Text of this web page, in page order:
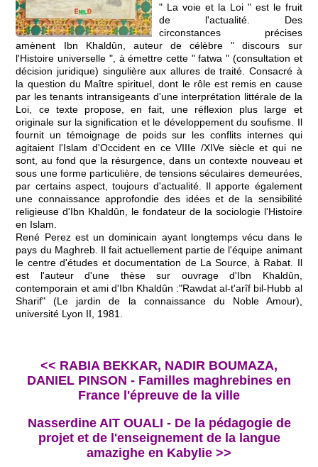
" La voie et la Loi " est le fruit
de l'actualité. Des
circonstances précises
amènent Ibn Khaldûn, auteur de célèbre " discours sur
l'Histoire universelle ", à émettre cette " fatwa " (consultation et
décision juridique) singulière aux allures de traité. Consacré à
la question du Maître spirituel, dont le rôle est remis en cause
par les tenants intransigeants d'une interprétation littérale de la
Loi, ce texte propose, en fait, une réflexion plus large et
originale sur la signification et le développement du soufisme. Il
fournit un témoignage de poids sur les conflits internes qui
agitaient l'Islam d'Occident en ce VIIIe /XIVe siècle et qui ne
sont, au fond que la résurgence, dans un contexte nouveau et
sous une forme particulière, de tensions séculaires demeurées,
par certains aspect, toujours d'actualité. Il apporte également
une connaissance approfondie des idées et de la sensibilité
religieuse d'Ibn Khaldûn, le fondateur de la sociologie l'Histoire
en Islam.
René Perez est un dominicain ayant longtemps vécu dans le
pays du Maghreb. Il fait actuellement partie de l'équipe animant
le centre d'études et documentation de La Source, à Rabat. Il
est l'auteur d'une thèse sur ouvrage d'Ibn Khaldûn,
contemporain et ami d'Ibn Khaldûn :"Rawdat al-t'arîf bil-Hubb al
Sharif" (Le jardin de la connaissance du Noble Amour),
université Lyon II, 1981.
<< RABIA BEKKAR, NADIR BOUMAZA,
DANIEL PINSON - Familles maghrebines en
France l'épreuve de la ville
Nasserdine AIT OUALI - De la pédagogie de
projet et de l'enseignement de la langue
amazighe en Kabylie >>